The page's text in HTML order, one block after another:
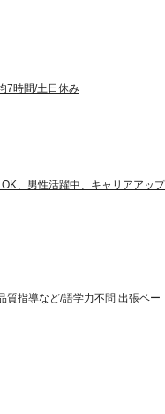
7時間/土日休み
、男性活躍中、キャリアアップ
質指導など/語学力不問 出張ベー